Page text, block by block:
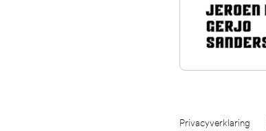
Privacyverklaring